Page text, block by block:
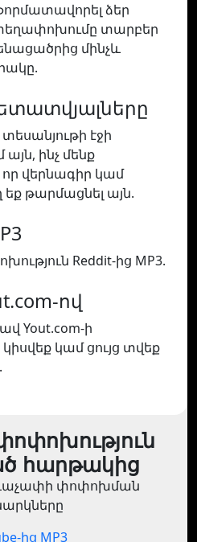
ձեր
տարբեր
մինչև
էջի
ինչ մենք
որ վերնագիր կամ
եք թարմացնել այն.
Reddit-ից MP3.
ով
Yout.com-ի
կամ ցույց տվեք
հարթակից
փոփոխման
ից MP3